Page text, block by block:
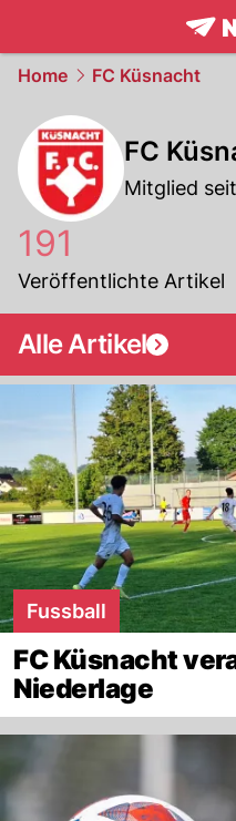
Home FC Küsnacht
FC
Mitglied
191
Veröffentlichte Artikel
Alle Artikel
Fussball
FC Küsnacht
Niederlage